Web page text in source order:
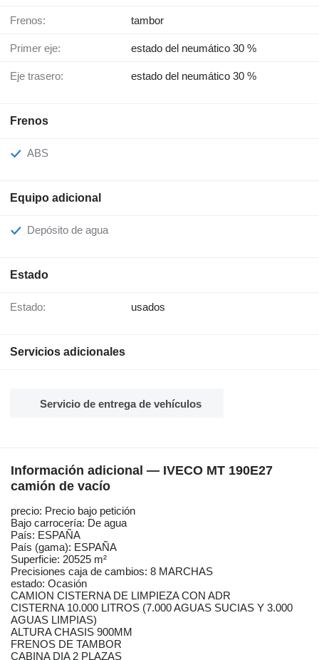
Frenos: tambor
Primer eje: estado del neumático 30 %
Eje trasero: estado del neumático 30 %
Frenos
ABS
Equipo adicional
Depósito de agua
Estado
Estado: usados
Servicios adicionales
Servicio de entrega de vehículos
Información adicional — IVECO MT 190E27
camión de vacío
precio: Precio bajo petición
Bajo carrocería: De agua
País: ESPAÑA
País (gama): ESPAÑA
Superficie: 20525 m²
Precisiones caja de cambios: 8 MARCHAS
estado: Ocasión
CAMION CISTERNA DE LIMPIEZA CON ADR
CISTERNA 10.000 LITROS (7.000 AGUAS SUCIAS Y 3.000
AGUAS LIMPIAS)
ALTURA CHASIS 900MM
FRENOS DE TAMBOR
CABINA DIA 2 PLAZAS